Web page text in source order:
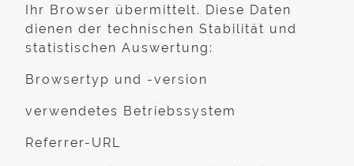
Ihr Browser übermittelt. Diese Daten
dienen der technischen Stabilität und
statistischen Auswertung:
Browsertyp und -version
verwendetes Betriebssystem
Referrer-URL